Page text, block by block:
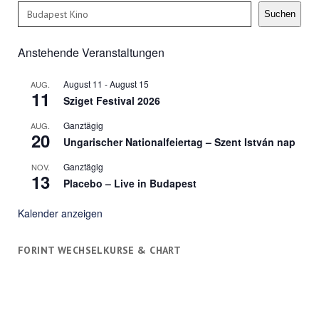
Suchen Suchen
Anstehende Veranstaltungen
AUG.
11
August 11 -August 15
Sziget Festival 2026
AUG.
20
Ganztägig
Ungarischer Nationalfeiertag – Szent István nap
NOV.
13
Ganztägig
Placebo – Live in Budapest
Kalender anzeigen
FORINT WECHSELKURSE & CHART